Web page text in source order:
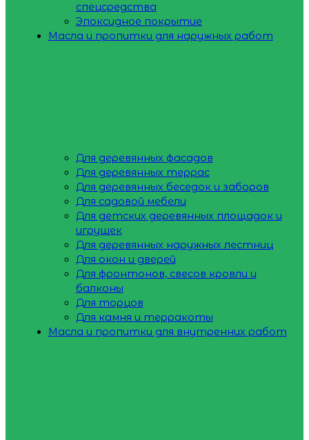
спецсредства
Эпоксидное покрытие
Масла и пропитки для наружных работ
Для деревянных фасадов
Для деревянных террас
Для деревянных беседок и заборов
Для садовой мебели
Для детских деревянных площадок и
игрушек
Для деревянных наружных лестниц
Для окон и дверей
Для фронтонов, свесов кровли и
балконы
Для торцов
Для камня и терракоты
Масла и пропитки для внутренних работ